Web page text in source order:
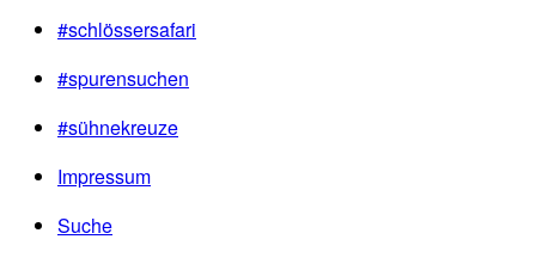
#schlössersafari
#spurensuchen
#sühnekreuze
Impressum
Suche